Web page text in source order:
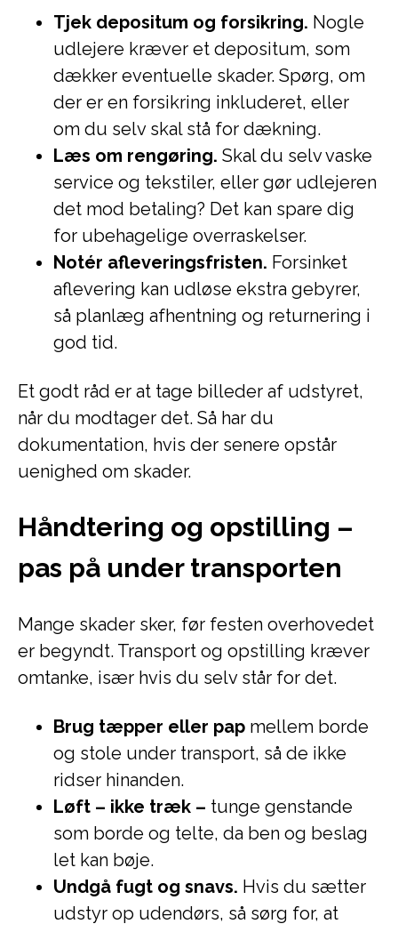
Tjek depositum og forsikring. Nogle
udlejere kræver et depositum, som
dækker eventuelle skader. Spørg, om
der er en forsikring inkluderet, eller
om du selv skal stå for dækning.
Læs om rengøring. Skal du selv vaske
service og tekstiler, eller gør udlejeren
det mod betaling? Det kan spare dig
for ubehagelige overraskelser.
Notér afleveringsfristen. Forsinket
aflevering kan udløse ekstra gebyrer,
så planlæg afhentning og returnering i
god tid.
Et godt råd er at tage billeder af udstyret,
når du modtager det. Så har du
dokumentation, hvis der senere opstår
uenighed om skader.
Håndtering og opstilling –
pas på under transporten
Mange skader sker, før festen overhovedet
er begyndt. Transport og opstilling kræver
omtanke, især hvis du selv står for det.
Brug tæpper eller pap mellem borde
og stole under transport, så de ikke
ridser hinanden.
Løft – ikke træk – tunge genstande
som borde og telte, da ben og beslag
let kan bøje.
Undgå fugt og snavs. Hvis du sætter
udstyr op udendørs, så sørg for, at